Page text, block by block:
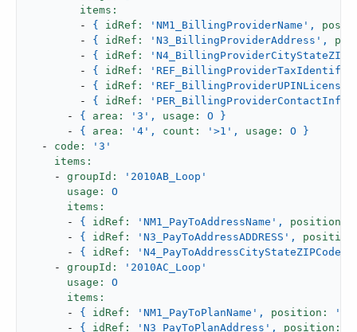
items:
-
{ idRef: 'NM1_BillingProviderName' ,
-
{ idRef: 'N3_BillingProviderAddress' ,
-
{ idRef:
-
{ idRef:
-
{ idRef:
-
{ idRef:
-
{ area: '3' , usage: O
}
-
{ area: '4' , count: '>1' , usage: O
}
-
code:
'3'
items:
-
groupId:
'2010AB_Loop'
usage:
O
items:
-
{ idRef: 'NM1_PayToAddressName' , position:
-
{ idRef: 'N3_PayToAddressADDRESS' ,
-
{ idRef: 'N4_PayToAddressCityStateZIPCode'
-
groupId:
'2010AC_Loop'
usage:
O
items:
-
{ idRef: 'NM1_PayToPlanName' , position:
-
{ idRef: 'N3_PayToPlanAddress' , position: